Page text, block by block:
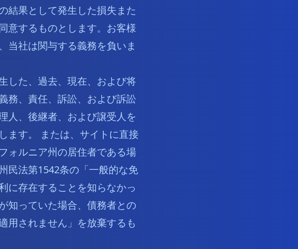
結果として発生した損失また
意するものとします。お客様
当社は関与する義務を負いま
した、過去、現在、および将
務、責任、訴訟、および訴訟
人、後継者、および譲受人を
ます。 または、サイトに直接
ォルニア州の居住者である場
民法第1542条の「一般的な免
に存在することを知らなかっ
知っていた場合、債務者との
用されません」を放棄するも